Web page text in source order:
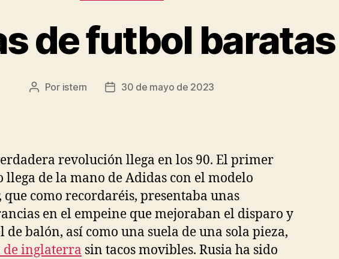
de futbol
Autor
Por istern
Fecha30 de mayo de 2023
revolución llega en los 90. El primer
llega de la mano de Adidas con el modelo
que como recordaréis, presentaba unas
en el empeine que mejoraban el disparo y
de balón, así como una suela de una sola pieza,
de inglaterra sin tacos movibles. Rusia ha sido